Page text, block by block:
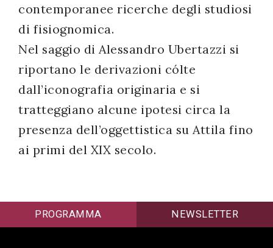
contemporanee ricerche degli studiosi
di fisiognomica.
Nel saggio di Alessandro Ubertazzi si
riportano le derivazioni cólte
dall’iconografia originaria e si
tratteggiano alcune ipotesi circa la
presenza dell’oggettistica su Attila fino
ai primi del XIX secolo.
PROGRAMMA NEWSLETTER